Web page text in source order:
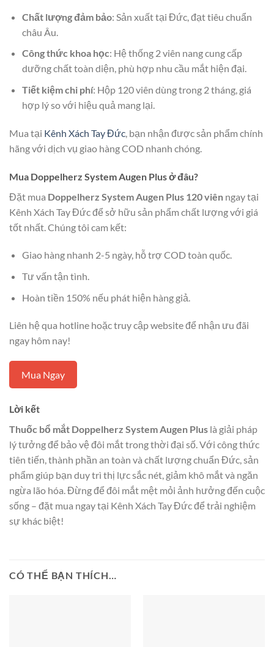
Chất lượng đảm bảo: Sản xuất tại Đức, đạt tiêu chuẩn
châu Âu.
Công thức khoa học: Hệ thống 2 viên nang cung cấp
dưỡng chất toàn diện, phù hợp nhu cầu mắt hiện đại.
Tiết kiệm chi phí: Hộp 120 viên dùng trong 2 tháng, giá
hợp lý so với hiệu quả mang lại.
Mua tại Kênh Xách Tay Đức , bạn nhận được sản phẩm chính
hãng với dịch vụ giao hàng COD nhanh chóng.
Mua Doppelherz System Augen Plus ở đâu?
Đặt mua Doppelherz System Augen Plus 120 viên ngay tại
Kênh Xách Tay Đức để sở hữu sản phẩm chất lượng với giá
tốt nhất. Chúng tôi cam kết:
Giao hàng nhanh 2-5 ngày, hỗ trợ COD toàn quốc.
Tư vấn tận tình.
Hoàn tiền 150% nếu phát hiện hàng giả.
Liên hệ qua hotline hoặc truy cập website để nhận ưu đãi
ngay hôm nay!
Mua Ngay
Lời kết
Thuốc bổ mắt Doppelherz System Augen Plus là giải pháp
lý tưởng để bảo vệ đôi mắt trong thời đại số. Với công thức
tiên tiến, thành phần an toàn và chất lượng chuẩn Đức, sản
phẩm giúp bạn duy trì thị lực sắc nét, giảm khô mắt và ngăn
ngừa lão hóa. Đừng để đôi mắt mệt mỏi ảnh hưởng đến cuộc
sống – đặt mua ngay tại Kênh Xách Tay Đức để trải nghiệm
sự khác biệt!
CÓ THỂ BẠN THÍCH…